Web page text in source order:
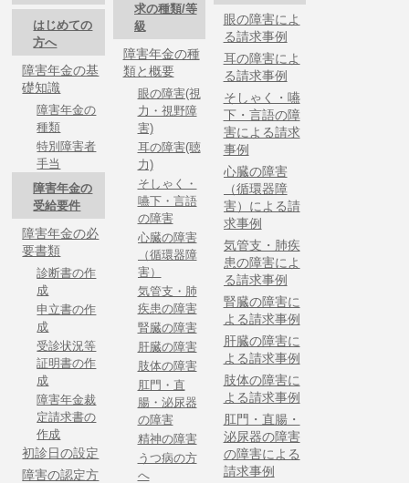
はじめての
方へ
障害年金の基
礎知識
障害年金の
種類
特別障害者
手当
障害年金の
受給要件
障害年金の必
要書類
診断書の作
成
申立書の作
成
受診状況等
証明書の作
成
障害年金裁
定請求書の
作成
初診日の設定
障害の認定方
求の種類/等
級
障害年金の種
類と概要
眼の障害(視
力・視野障
害)
耳の障害(聴
力)
そしゃく・
嚥下・言語
の障害
心臓の障害
（循環器障
害）
気管支・肺
疾患の障害
腎臓の障害
肝臓の障害
肢体の障害
肛門・直
腸・泌尿器
の障害
精神の障害
うつ病の方
へ
眼の障害によ
る請求事例
耳の障害によ
る請求事例
そしゃく・嚥
下・言語の障
害による請求
事例
心臓の障害
（循環器障
害）による請
求事例
気管支・肺疾
患の障害によ
る請求事例
腎臓の障害に
よる請求事例
肝臓の障害に
よる請求事例
肢体の障害に
よる請求事例
肛門・直腸・
泌尿器の障害
の障害による
請求事例